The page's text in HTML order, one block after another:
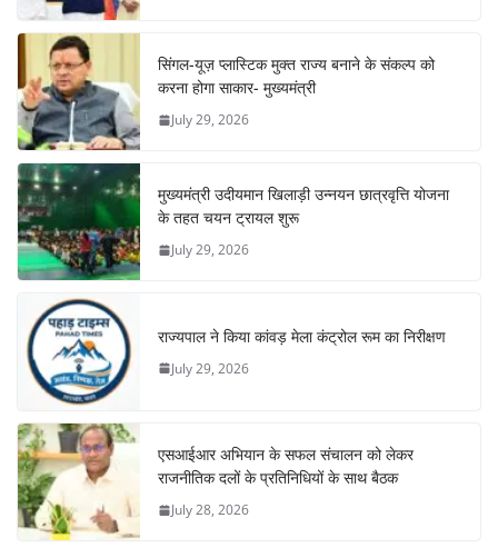
सिंगल-यूज़ प्लास्टिक मुक्त राज्य बनाने के संकल्प को
करना होगा साकार- मुख्यमंत्री
July 29, 2026
मुख्यमंत्री उदीयमान खिलाड़ी उन्नयन छात्रवृत्ति योजना
के तहत चयन ट्रायल शुरू
July 29, 2026
राज्यपाल ने किया कांवड़ मेला कंट्रोल रूम का निरीक्षण
July 29, 2026
एसआईआर अभियान के सफल संचालन को लेकर
राजनीतिक दलों के प्रतिनिधियों के साथ बैठक
July 28, 2026